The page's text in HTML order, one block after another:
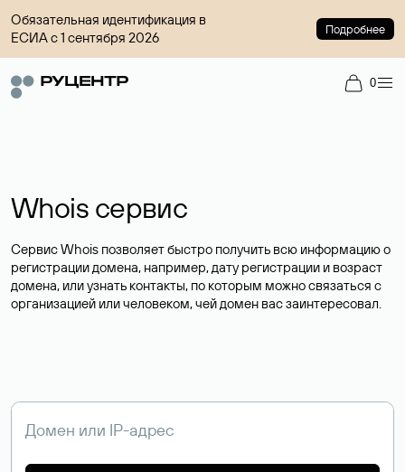
Обязательная идентификация в
ЕСИА с 1 сентября 2026
Подробнее
0
Whois сервис
Сервис Whois позволяет быстро получить всю информацию о
регистрации домена, например, дату регистрации и возраст
домена, или узнать контакты, по которым можно связаться с
организацией или человеком, чей домен вас заинтересовал.